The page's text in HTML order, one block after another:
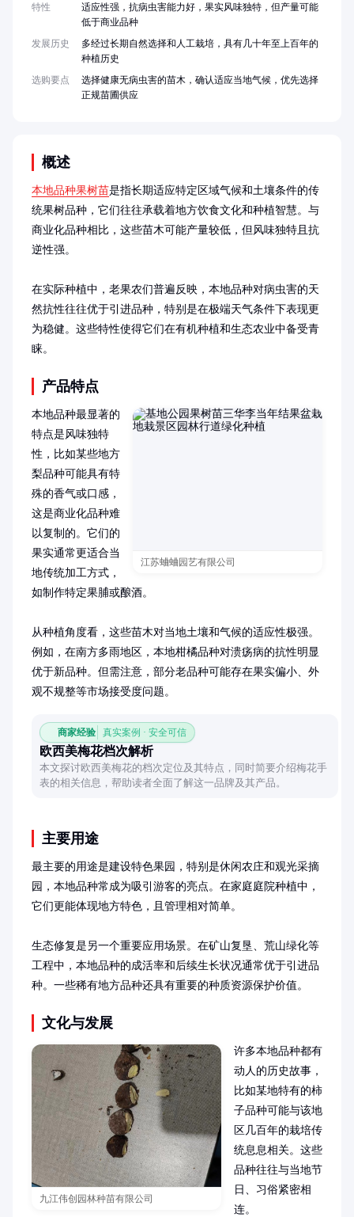
概述
本地品种果树苗是指长期适应特定区域气候和土壤条件的传
统果树品种，它们往往承载着地方饮食文化和种植智慧。与
商业化品种相比，这些苗木可能产量较低，但风味独特且抗
逆性强。
在实际种植中，老果农们普遍反映，本地品种对病虫害的天
然抗性往往优于引进品种，特别是在极端天气条件下表现更
为稳健。这些特性使得它们在有机种植和生态农业中备受青
睐。
产品特点
江苏蛐蛐园艺有限公司
本地品种最显著的
特点是风味独特
性，比如某些地方
梨品种可能具有特
殊的香气或口感，
这是商业化品种难
以复制的。它们的
果实通常更适合当
地传统加工方式，
如制作特定果脯或酿酒。
从种植角度看，这些苗木对当地土壤和气候的适应性极强。
例如，在南方多雨地区，本地柑橘品种对溃疡病的抗性明显
优于新品种。但需注意，部分老品种可能存在果实偏小、外
观不规整等市场接受度问题。
商家经验 真实案例 · 安全可信
欧西美梅花档次解析
本文探讨欧西美梅花的档次定位及其特点，同时简要介绍梅花手
表的相关信息，帮助读者全面了解这一品牌及其产品。
主要用途
最主要的用途是建设特色果园，特别是休闲农庄和观光采摘
园，本地品种常成为吸引游客的亮点。在家庭庭院种植中，
它们更能体现地方特色，且管理相对简单。
生态修复是另一个重要应用场景。在矿山复垦、荒山绿化等
工程中，本地品种的成活率和后续生长状况通常优于引进品
种。一些稀有地方品种还具有重要的种质资源保护价值。
文化与发展
九江伟创园林种苗有限公司
许多本地品种都有
动人的历史故事，
比如某地特有的柿
子品种可能与该地
区几百年的栽培传
统息息相关。这些
品种往往与当地节
日、习俗紧密相
连。
特性
适应性强，抗病虫害能力好，果实风味独特，但产量可能
低于商业品种
发展历史
多经过长期自然选择和人工栽培，具有几十年至上百年的
种植历史
选购要点
选择健康无病虫害的苗木，确认适应当地气候，优先选择
正规苗圃供应